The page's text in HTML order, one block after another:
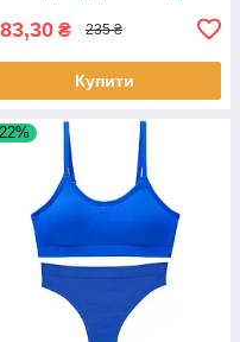
₴ 235 ₴
Купити